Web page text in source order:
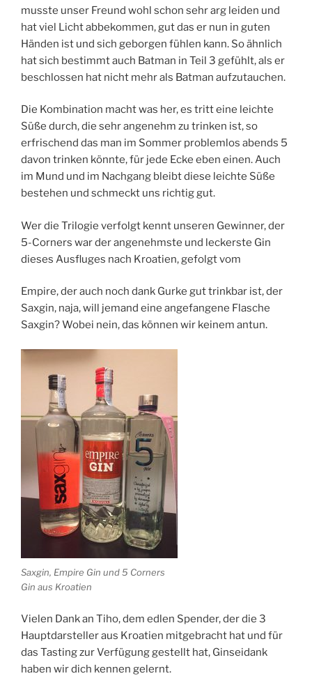
musste unser Freund wohl schon sehr arg leiden und
hat viel Licht abbekommen, gut das er nun in guten
Händen ist und sich geborgen fühlen kann. So ähnlich
hat sich bestimmt auch Batman in Teil 3 gefühlt, als er
beschlossen hat nicht mehr als Batman aufzutauchen.
Die Kombination macht was her, es tritt eine leichte
Süße durch, die sehr angenehm zu trinken ist, so
erfrischend das man im Sommer problemlos abends 5
davon trinken könnte, für jede Ecke eben einen. Auch
im Mund und im Nachgang bleibt diese leichte Süße
bestehen und schmeckt uns richtig gut.
Wer die Trilogie verfolgt kennt unseren Gewinner, der
5-Corners war der angenehmste und leckerste Gin
dieses Ausfluges nach Kroatien, gefolgt vom
Empire, der auch noch dank Gurke gut trinkbar ist, der
Saxgin, naja, will jemand eine angefangene Flasche
Saxgin? Wobei nein, das können wir keinem antun.
Saxgin, Empire Gin und 5 Corners
Gin aus Kroatien
Vielen Dank an Tiho, dem edlen Spender, der die 3
Hauptdarsteller aus Kroatien mitgebracht hat und für
das Tasting zur Verfügung gestellt hat, Ginseidank
haben wir dich kennen gelernt.